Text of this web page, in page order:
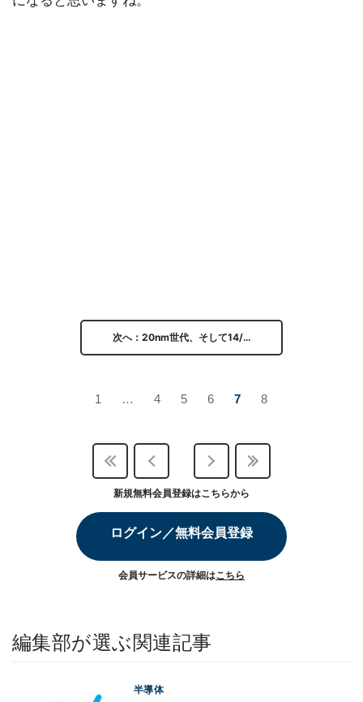
次へ：20nm世代、そして14/…
1 … 4 5 6 7 8
新規無料会員登録はこちらから
ログイン／無料会員登録
会員サービスの詳細はこちら
編集部が選ぶ関連記事
半導体